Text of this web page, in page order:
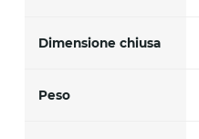
Dimensione chiusa
Peso